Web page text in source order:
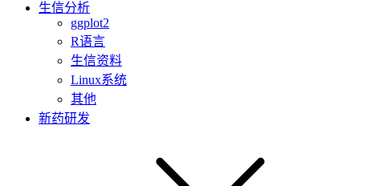
生信分析
ggplot2
R语言
生信资料
Linux系统
其他
新药研发